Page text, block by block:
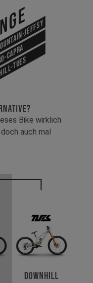
Jeffsy
Tues
Bike wirklich
auch mal
Downhill